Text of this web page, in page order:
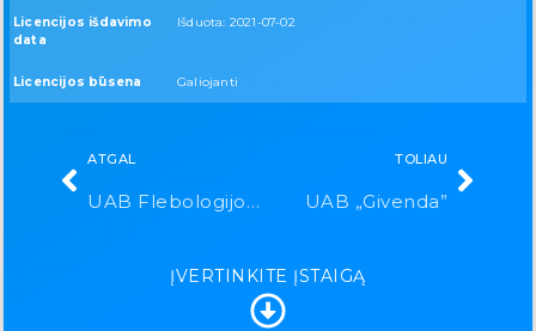
Licencijos išdavimo
data
Išduota: 2021-07-02
Licencijos būsena Galiojanti
ATGAL
UAB Flebologijos centras
TOLIAU
UAB „Givenda”
ĮVERTINKITE ĮSTAIGĄ